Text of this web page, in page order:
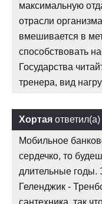
максимальную
отрасли
вмешивается в
способствовать
Государства
тренера, вид
Хортая ответил(а)
Мобильное
сердечко, то
длительные годы.
Геленджик -
сантехника, так